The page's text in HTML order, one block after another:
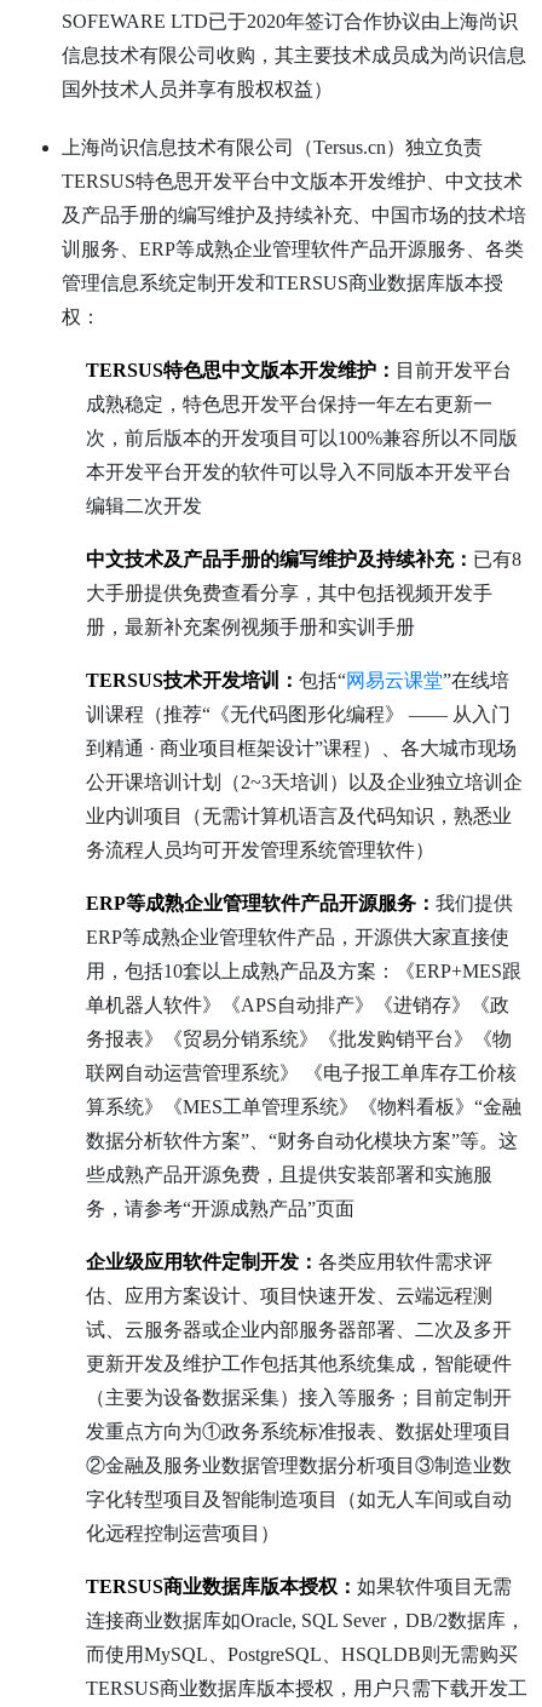
SOFEWARE LTD已于2020年签订合作协议由上海尚识
信息技术有限公司收购，其主要技术成员成为尚识信息
国外技术人员并享有股权权益）
上海尚识信息技术有限公司（Tersus.cn）独立负责
TERSUS特色思开发平台中文版本开发维护、中文技术
及产品手册的编写维护及持续补充、中国市场的技术培
训服务、ERP等成熟企业管理软件产品开源服务、各类
管理信息系统定制开发和TERSUS商业数据库版本授
权：
TERSUS特色思中文版本开发维护： 目前开发平台
成熟稳定，特色思开发平台保持一年左右更新一
次，前后版本的开发项目可以100%兼容所以不同版
本开发平台开发的软件可以导入不同版本开发平台
编辑二次开发
中文技术及产品手册的编写维护及持续补充： 已有8
大手册提供免费查看分享，其中包括视频开发手
册，最新补充案例视频手册和实训手册
TERSUS技术开发培训：包括“网易云课堂”在线培
训课程（推荐“《无代码图形化编程》 —— 从入门
到精通 · 商业项目框架设计”课程）、各大城市现场
公开课培训计划（2~3天培训）以及企业独立培训企
业内训项目（无需计算机语言及代码知识，熟悉业
务流程人员均可开发管理系统管理软件）
ERP等成熟企业管理软件产品开源服务：我们提供
ERP等成熟企业管理软件产品，开源供大家直接使
用，包括10套以上成熟产品及方案：《ERP+MES跟
单机器人软件》《APS自动排产》《进销存》《政
务报表》《贸易分销系统》《批发购销平台》《物
联网自动运营管理系统》 《电子报工单库存工价核
算系统》《MES工单管理系统》《物料看板》“金融
数据分析软件方案”、“财务自动化模块方案”等。这
些成熟产品开源免费，且提供安装部署和实施服
务，请参考“开源成熟产品”页面
企业级应用软件定制开发：各类应用软件需求评
估、应用方案设计、项目快速开发、云端远程测
试、云服务器或企业内部服务器部署、二次及多开
更新开发及维护工作包括其他系统集成，智能硬件
（主要为设备数据采集）接入等服务；目前定制开
发重点方向为①政务系统标准报表、数据处理项目
②金融及服务业数据管理数据分析项目③制造业数
字化转型项目及智能制造项目（如无人车间或自动
化远程控制运营项目）
TERSUS商业数据库版本授权：如果软件项目无需
连接商业数据库如Oracle, SQL Sever，DB/2数据库，
而使用MySQL、PostgreSQL、HSQLDB则无需购买
TERSUS商业数据库版本授权，用户只需下载开发工